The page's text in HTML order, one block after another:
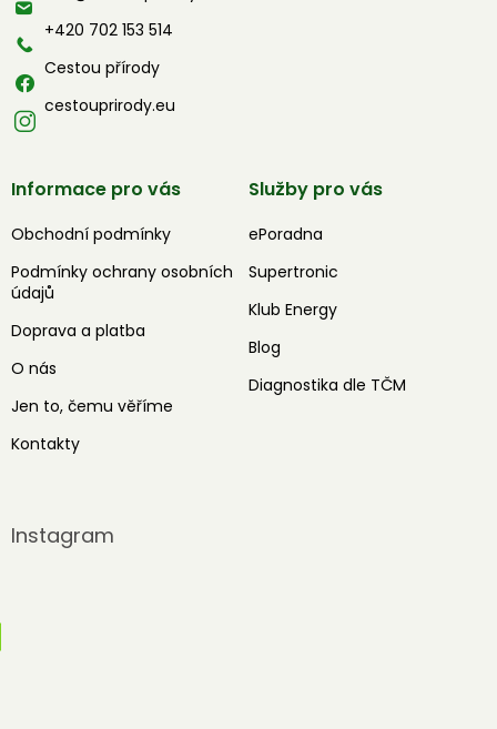
+420 702 153 514
Cestou přírody
cestouprirody.eu
Informace pro vás
Obchodní podmínky
Podmínky ochrany osobních
údajů
Doprava a platba
O nás
Jen to, čemu věříme
Kontakty
Služby pro vás
ePoradna
Supertronic
Klub Energy
Blog
Diagnostika dle TČM
Instagram